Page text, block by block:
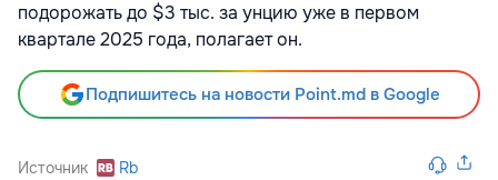
подорожать до $3 тыс. за унцию уже в первом
квартале 2025 года, полагает он.
Подпишитесь на новости Point.md в Google
Источник Rb